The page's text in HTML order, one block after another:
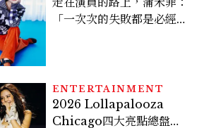
「一次次的失敗都是必經過
ENTERTAINMENT
2026 Lollapalooza
Chicago四大亮點總盤